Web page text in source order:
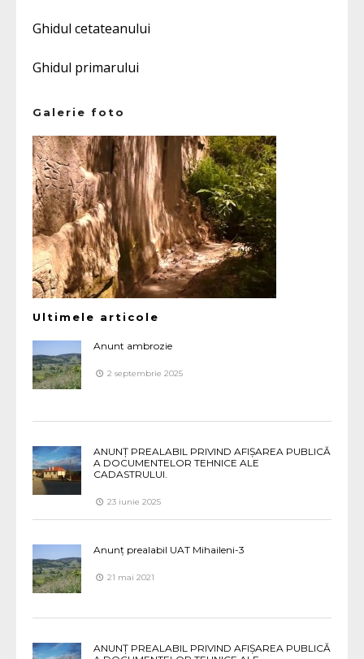
Ghidul cetateanului
Ghidul primarului
Galerie foto
Ultimele articole
Anunt ambrozie
2 septembrie 2025
ANUNȚ PREALABIL PRIVIND AFIȘAREA PUBLICĂ
A DOCUMENTELOR TEHNICE ALE
CADASTRULUI.
23 iunie 2025
Anunț prealabil UAT Mihaileni-3
21 mai 2021
ANUNȚ PREALABIL PRIVIND AFIȘAREA PUBLICĂ